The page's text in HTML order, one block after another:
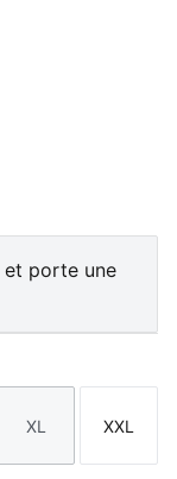
et porte une
Taille
XL
Taille
XXL